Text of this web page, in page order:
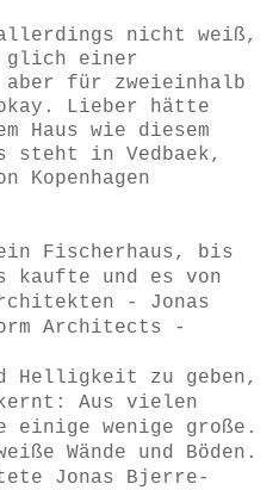
allerdings nicht weiß,
glich einer
aber für zweieinhalb
Lieber hätte
Haus wie diesem
steht in Vedbaek,
Kopenhagen
Fischerhaus, bis
kaufte und es von
- Jonas
Architects -
Helligkeit zu geben,
Aus vielen
einige wenige große.
Wände und Böden.
Jonas Bjerre-